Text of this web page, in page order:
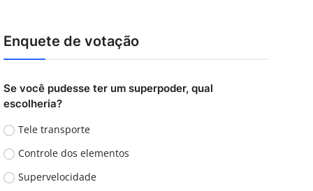
Enquete de votação
Se você pudesse ter um superpoder, qual
escolheria?
Tele transporte
Controle dos elementos
Supervelocidade